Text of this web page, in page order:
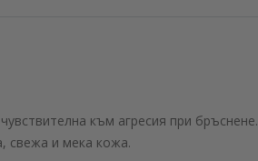
към агресия при бръснене.
свежа и мека кожа.